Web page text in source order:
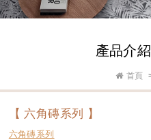
產品介紹
首頁
【 六角磚系列 】
六角磚系列